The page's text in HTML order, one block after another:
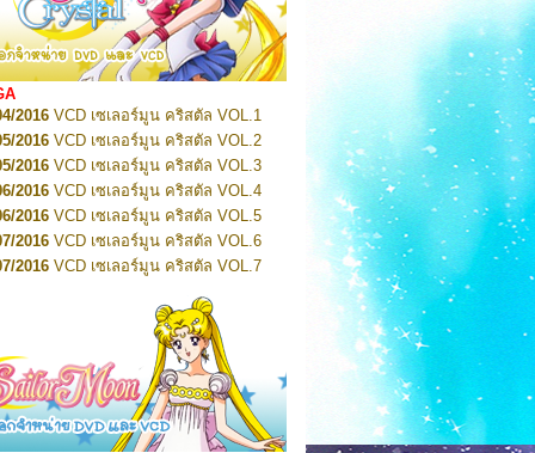
Pretty Guardian Sailor Moon Eternal
1
Pretty Guardian Sailor Moon Eternal
2
Pretty Guardian Sailor Moon Eternal
3
Pretty Guardian Sailor Moon Eternal
4
Pretty Guardian Sailor Moon Eternal
5
Pretty Guardian Sailor Moon Eternal
6
Pretty Guardian Sailor Moon Eternal
7
Pretty Guardian Sailor Moon Eternal
Pretty Guardian Sailor Moon Eternal
Pretty Guardian Sailor Moon Eternal
10
2026Code Name: Sailor V 1
2026Code Name: Sailor V 2
2016 VCD เซเลอร์มูน คริสตัล VOL.1
2016 VCD เซเลอร์มูน คริสตัล VOL.2
2016 VCD เซเลอร์มูน คริสตัล VOL.3
2016 VCD เซเลอร์มูน คริสตัล VOL.4
2016 VCD เซเลอร์มูน คริสตัล VOL.5
2016 VCD เซเลอร์มูน คริสตัล VOL.6
2016 VCD เซเลอร์มูน คริสตัล VOL.7
VCD เซเลอร์มูน คริสตัล VOL.9
VCD เซเลอร์มูน คริสตัล VOL.10
2016
VCD เซเลอร์มูน คริสตัล VOL.11
2016VCD เซเลอร์มูน คริสตัล VOL.12
2016VCD เซเลอร์มูน คริสตัล VOL.13
2016 DVD เซเลอร์มูน คริสตัล VOL.1